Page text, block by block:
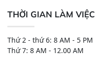
THỜI GIAN LÀM VIỆC
Thứ 2 - thứ 6: 8 AM - 5 PM
Thứ 7: 8 AM - 12.00 AM